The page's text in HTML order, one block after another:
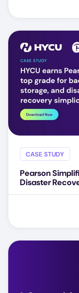
CASE STUDY
Pearson
Disaster